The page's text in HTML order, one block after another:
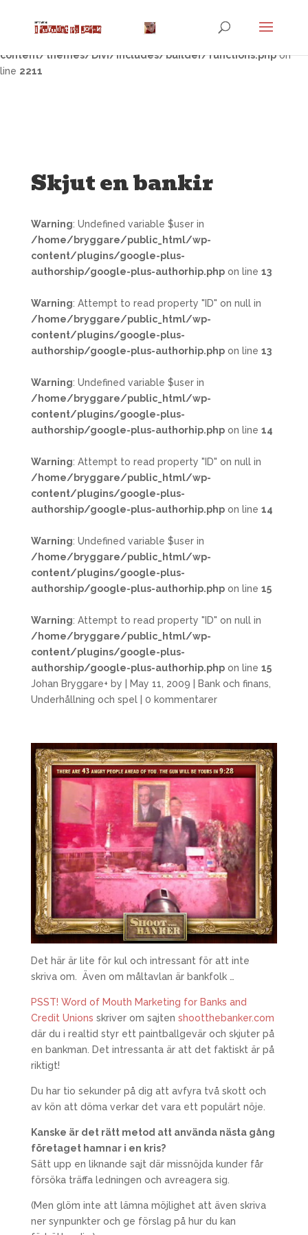
Warning: Trying to access array offset on false in
content/themes/Divi/includes/builder/functions.phpon
line 2211
Skjut en bankir
Warning: Undefined variable $user in
/home/bryggare/public_html/wp-
content/plugins/google-plus-
authorship/google-plus-authorhip.phpon line 13
Warning: Attempt to read property "ID" on null in
/home/bryggare/public_html/wp-
content/plugins/google-plus-
authorship/google-plus-authorhip.phpon line 13
Warning: Undefined variable $user in
/home/bryggare/public_html/wp-
content/plugins/google-plus-
authorship/google-plus-authorhip.phpon line 14
Warning: Attempt to read property "ID" on null in
/home/bryggare/public_html/wp-
content/plugins/google-plus-
authorship/google-plus-authorhip.phpon line 14
Warning: Undefined variable $user in
/home/bryggare/public_html/wp-
content/plugins/google-plus-
authorship/google-plus-authorhip.phpon line 15
Warning: Attempt to read property "ID" on null in
/home/bryggare/public_html/wp-
content/plugins/google-plus-
authorship/google-plus-authorhip.phpon line 15
Johan Bryggare+ by May 11, 2009 Bank och finans
Underhållning och spel| 0 kommentarer
Det här är lite för kul och intressant för att inte
skriva om. Även om måltavlan är bankfolk …
PSST! Word of Mouth Marketing for Banks and
Credit Unions skriver om sajten shootthebanker.com
där du i realtid styr ett paintballgevär och skjuter på
en bankman. Det intressanta är att det faktiskt är på
riktigt!
Du har tio sekunder på dig att avfyra två skott och
av kön att döma verkar det vara ett populärt nöje.
Kanske är det rätt metod att använda nästa gång
företaget hamnar i en kris?
Sätt upp en liknande sajt där missnöjda kunder får
försöka träffa ledningen och avreagera sig.
(Men glöm inte att lämna möjlighet att även skriva
ner synpunkter och ge förslag på hur du kan